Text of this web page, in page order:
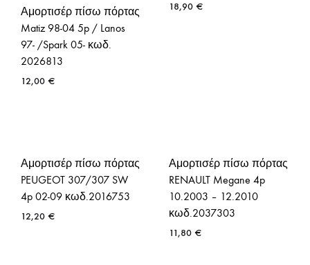
Αμορτισέρ πίσω πόρτας
Matiz 98-04 5p / Lanos
97- /Spark 05- κωδ.
2026813
12,00 €
18,90 €
Αμορτισέρ πίσω πόρτας
PEUGEOT 307/307 SW
4p 02-09 κωδ.2016753
12,20 €
Αμορτισέρ πίσω πόρτας
RENAULT Megane 4p
10.2003 – 12.2010
κωδ.2037303
11,80 €